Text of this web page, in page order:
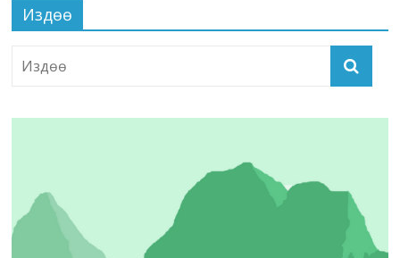
Издөө